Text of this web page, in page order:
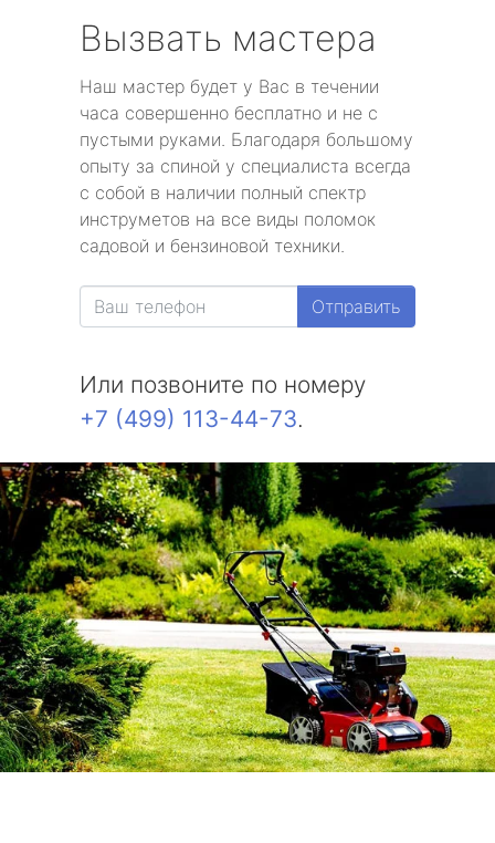
Вызвать мастера
Наш мастер будет у Вас в течении
часа совершенно бесплатно и не с
пустыми руками. Благодаря большому
опыту за спиной у специалиста всегда
с собой в наличии полный спектр
инструметов на все виды поломок
садовой и бензиновой техники.
Отправить
Или позвоните по номеру
+7 (499) 113-44-73.